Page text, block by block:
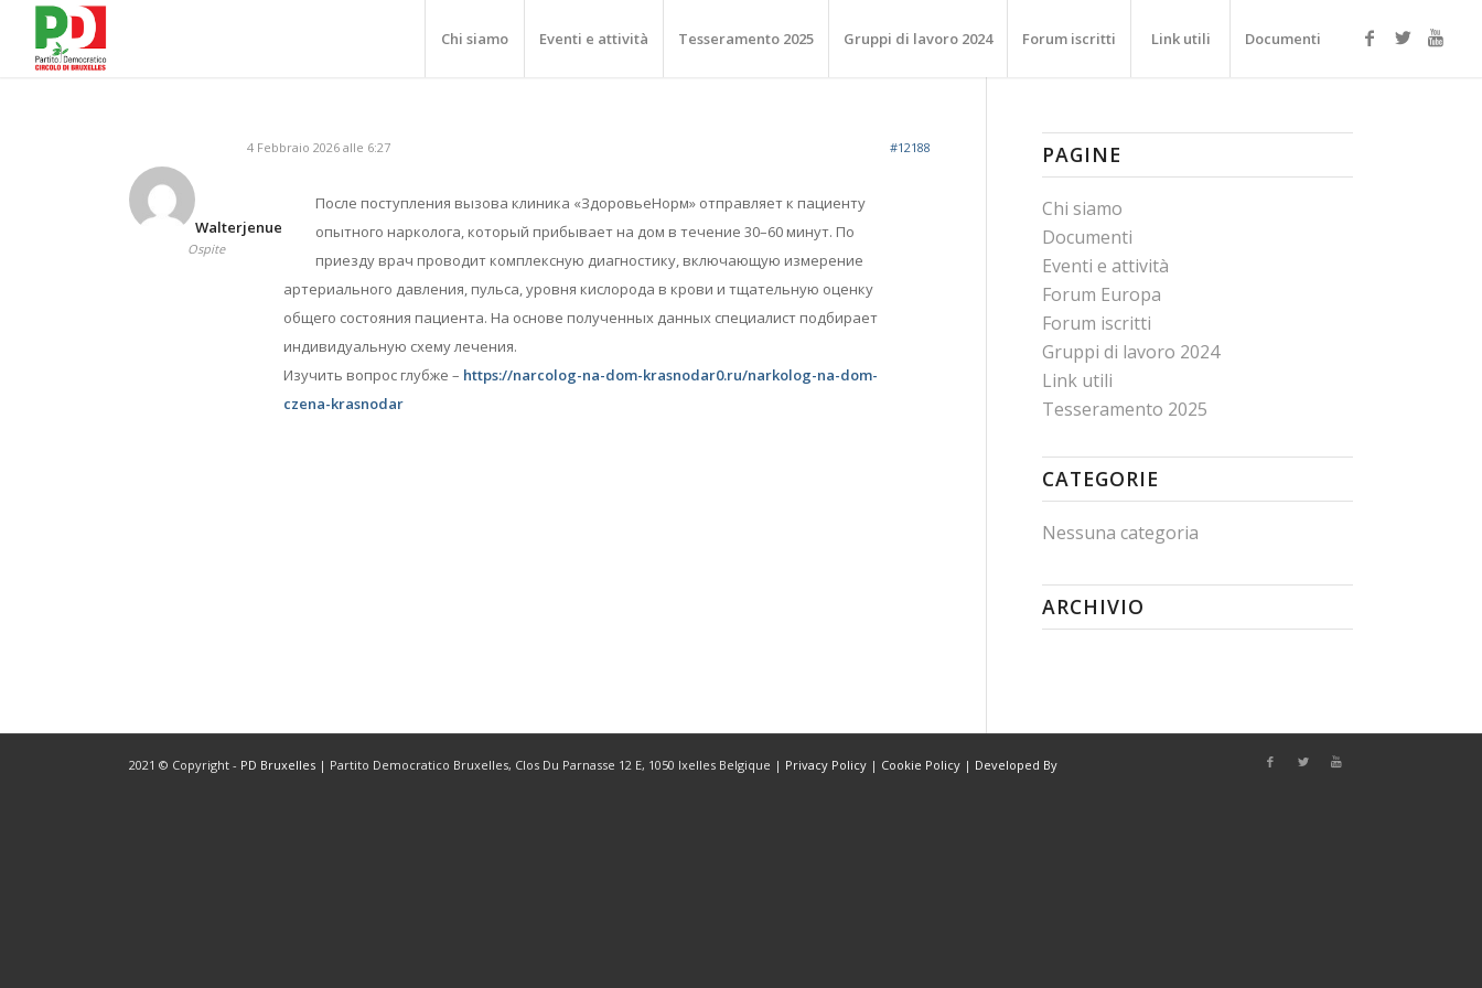
Chi siamo Eventi e attività Tesseramento 2025 Gruppi di lavoro 2024 Forum iscritti Link utili Documenti
4 Febbraio 2026 alle 6:27 #12188
Walterjenue
Ospite
После поступления вызова клиника «ЗдоровьеНорм» отправляет к пациенту
опытного нарколога, который прибывает на дом в течение 30–60 минут. По
приезду врач проводит комплексную диагностику, включающую измерение
артериального давления, пульса, уровня кислорода в крови и тщательную оценку
общего состояния пациента. На основе полученных данных специалист подбирает
индивидуальную схему лечения.
Изучить вопрос глубже – https://narcolog-na-dom-krasnodar0.ru/narkolog-na-dom-
czena-krasnodar
PAGINE
Chi siamo
Documenti
Eventi e attività
Forum Europa
Forum iscritti
Gruppi di lavoro 2024
Link utili
Tesseramento 2025
CATEGORIE
Nessuna categoria
ARCHIVIO
2021 © Copyright - PD Bruxelles | Partito Democratico Bruxelles, Clos Du Parnasse 12 E, 1050 Ixelles Belgique | Privacy Policy | Cookie Policy | Developed By